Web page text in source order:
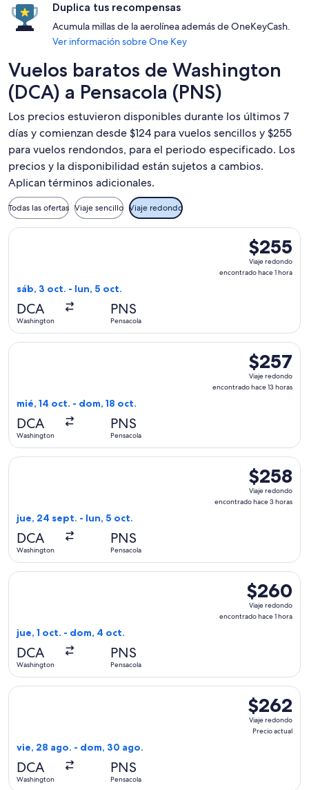
Duplica tus recompensas
Acumula millas de la aerolínea además de OneKeyCash.
Ver información sobre One Key
Vuelos baratos de Washington
(DCA) a Pensacola (PNS)
Los precios estuvieron disponibles durante los últimos 7
días y comienzan desde $124 para vuelos sencillos y $255
para vuelos rendondos, para el periodo especificado. Los
precios y la disponibilidad están sujetos a cambios.
Aplican términos adicionales.
Todas las ofertas Viaje sencillo Viaje redondo
$255
Viaje
redondo,
$255
Viaje redondo
encontrado hace 1 hora
sáb, 3 oct. - lun, 5 oct.
DCA
Washington
PNS
Pensacola
Seleccionar vuelo de Frontier Airlines, con salida el sáb, 3
$257
Viaje
redondo,
$257
Viaje redondo
encontrado hace 13 horas
mié, 14 oct. - dom, 18 oct.
DCA
Washington
PNS
Pensacola
Seleccionar vuelo de Frontier Airlines, con salida el mié, 14
$258
Viaje
redondo,
$258
Viaje redondo
encontrado hace 3 horas
jue, 24 sept. - lun, 5 oct.
DCA
Washington
PNS
Pensacola
Seleccionar vuelo de Frontier Airlines, con salida el jue, 24
$260
Viaje
redondo,
$260
Viaje redondo
encontrado hace 1 hora
jue, 1 oct. - dom, 4 oct.
DCA
Washington
PNS
Pensacola
Seleccionar vuelo de Frontier Airlines, con salida el jue, 1
$262
Viaje
redondo,
$262
Viaje redondo
Precio actual
vie, 28 ago. - dom, 30 ago.
DCA
Washington
PNS
Pensacola
Seleccionar vuelo de Frontier Airlines, con salida el vie, 28